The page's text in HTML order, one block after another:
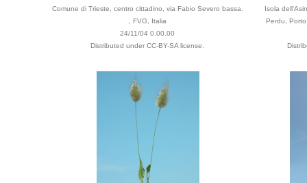
Comune di Trieste, centro cittadino, via Fabio Severo bassa.
, FVG, Italia
24/11/04 0.00.00
Distributed under CC-BY-SA license.
Isola
Perdu,